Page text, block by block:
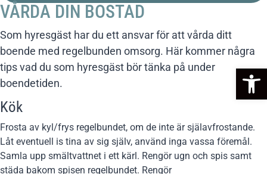
VÅRDA DIN BOSTAD
Som hyresgäst har du ett ansvar för att vårda ditt
boende med regelbunden omsorg. Här kommer några
tips vad du som hyresgäst bör tänka på under
boendetiden.
Kök
Frosta av kyl/frys regelbundet, om de inte är själavfrostande.
Låt eventuell is tina av sig själv, använd inga vassa föremål.
Samla upp smältvattnet i ett kärl. Rengör ugn och spis samt
städa bakom spisen regelbundet. Rengör